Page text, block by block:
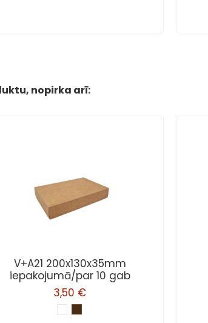
nopirka arī:
V+A21 200x130x35mm
iepakojumā/par 10 gab
3,50 €